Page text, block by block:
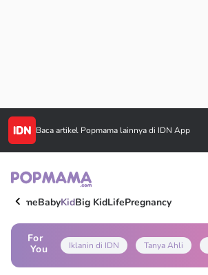
Baca artikel Popmama lainnya di IDN App
HomeBabyKidBig KidLifePregnancy
For
You
Iklanin di IDN Tanya Ahli